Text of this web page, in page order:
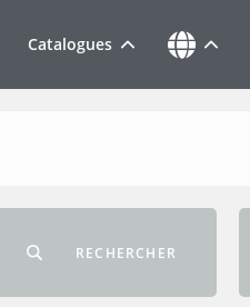
Catalogues
RECHERCHER